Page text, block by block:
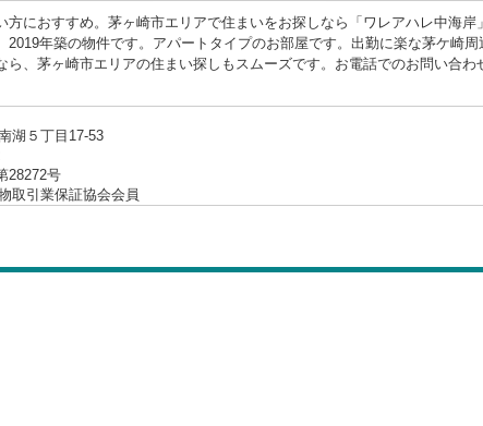
方におすすめ。茅ヶ崎市エリアで住まいをお探しなら「ワレアハレ中海岸
2019年築の物件です。アパートタイプのお部屋です。出勤に楽な茅ケ崎周
ら、茅ヶ崎市エリアの住まい探しもスムーズです。お電話でのお問い合わ
湖５丁目17-53
28272号
取引業保証協会会員